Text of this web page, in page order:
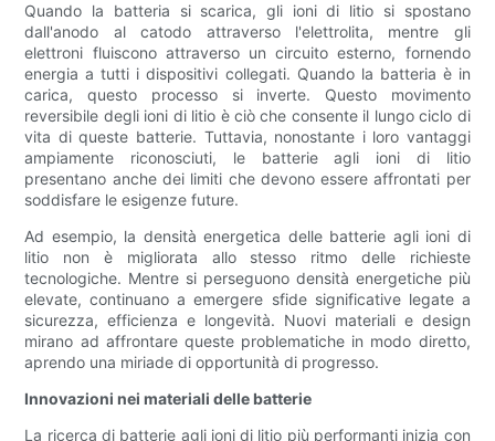
Quando la batteria si scarica, gli ioni di litio si spostano
dall'anodo al catodo attraverso l'elettrolita, mentre gli
elettroni fluiscono attraverso un circuito esterno, fornendo
energia a tutti i dispositivi collegati. Quando la batteria è in
carica, questo processo si inverte. Questo movimento
reversibile degli ioni di litio è ciò che consente il lungo ciclo di
vita di queste batterie. Tuttavia, nonostante i loro vantaggi
ampiamente riconosciuti, le batterie agli ioni di litio
presentano anche dei limiti che devono essere affrontati per
soddisfare le esigenze future.
Ad esempio, la densità energetica delle batterie agli ioni di
litio non è migliorata allo stesso ritmo delle richieste
tecnologiche. Mentre si perseguono densità energetiche più
elevate, continuano a emergere sfide significative legate a
sicurezza, efficienza e longevità. Nuovi materiali e design
mirano ad affrontare queste problematiche in modo diretto,
aprendo una miriade di opportunità di progresso.
Innovazioni nei materiali delle batterie
La ricerca di batterie agli ioni di litio più performanti inizia con